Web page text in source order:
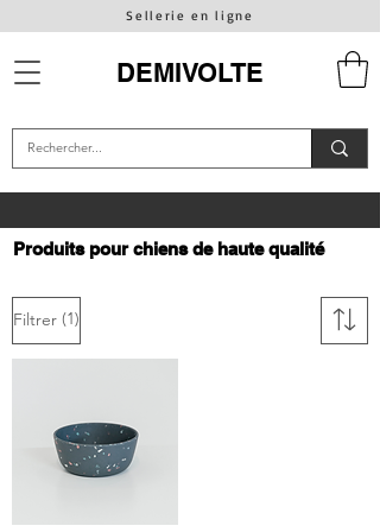
Sellerie en ligne
DEMIVOLTE
Produits pour chiens de haute qualité
Filtrer (1)